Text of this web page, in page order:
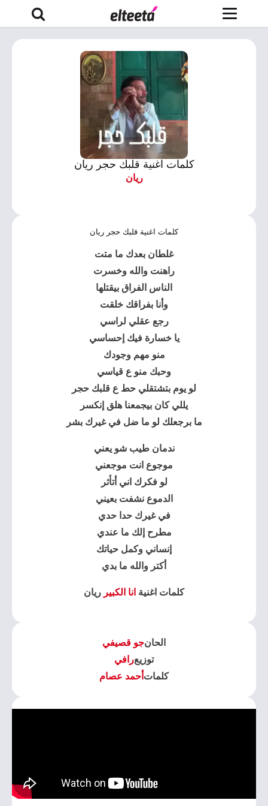
كلمات اغنية قلبك حجر ريان
ريان
كلمات اغنية قلبك حجر ريان
غلطان بعدك ما متت
راهنت والله وخسرت
الناس الفراق بيقتلها
وأنا بفراقك خلقت
رجع عقلي لراسي
يا خسارة فيك إحساسي
منو مهم وجودك
وحبك منو ع قياسي
لو يوم بتشتقلي حط ع قلبك حجر
يللي كان بيجمعنا هلق إنكسر
ما برجعلك لو ما ضل في غيرك بشر
ندمان طيب شو يعني
موجوع انت موجعني
لو فكرك اني أتأثر
الدموع نشفت بعيني
في غيرك حدا حدي
مطرح إلك ما عندي
إنساني وكمل حياتك
أكتر والله ما بدي
كلمات اغنية انا الكبير ريان
الحانجو قصيفي
توزيعرافي
كلمات أحمد عصام